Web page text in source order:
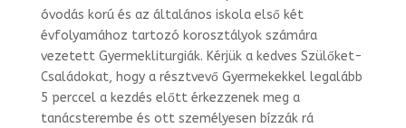
óvodás korú és az általános iskola első két
évfolyamához tartozó korosztályok számára
vezetett Gyermekliturgiák. Kérjük a kedves Szülőket-
Családokat, hogy a résztvevő Gyermekekkel legalább
5 perccel a kezdés előtt érkezzenek meg a
tanácsterembe és ott személyesen bízzák rá